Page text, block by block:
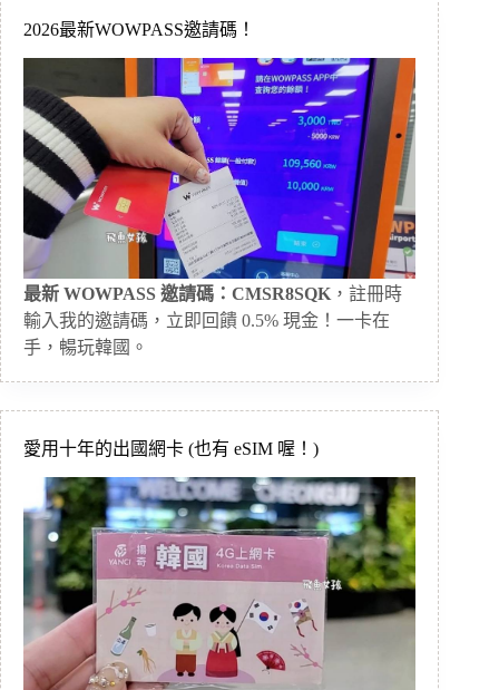
2026最新WOWPASS邀請碼！
最新 WOWPASS 邀請碼：CMSR8SQK ，註冊時
輸入我的邀請碼，立即回饋 0.5% 現金！一卡在
手，暢玩韓國。
愛用十年的出國網卡 (也有 eSIM 喔！)